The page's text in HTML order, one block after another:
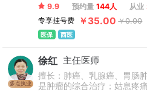
9.9 预约量 144人 从业
专享挂号费
￥35.00 ￥0.00
医保 西医
多点执业
徐红 主任医师
擅长：肺癌、乳腺癌、胃肠
是肿瘤的综合治疗；姑息疼